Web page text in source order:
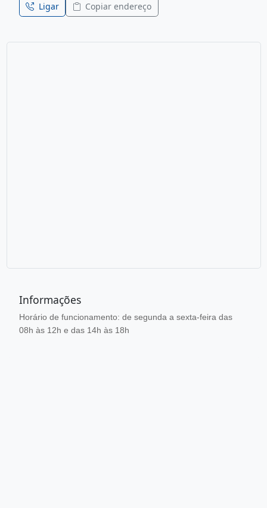
Ligar Copiar endereço
Informações
Horário de funcionamento: de segunda a sexta-feira das
08h às 12h e das 14h às 18h